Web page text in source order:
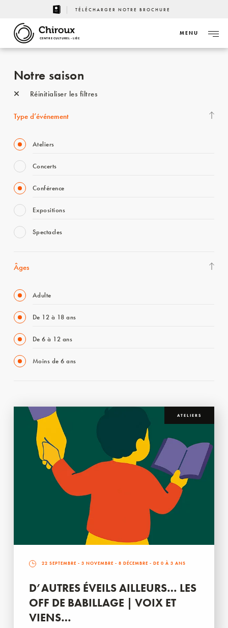
TÉLÉCHARGER NOTRE BROCHURE
CENTRE CULTUREL - LIÈGE
MENU
Notre saison
Réinitialiser les filtres
Type d’événement
Ateliers
Concerts
Conférence
Expositions
Spectacles
Âges
Adulte
De 12 à 18 ans
De 6 à 12 ans
Moins de 6 ans
ATELIERS
22 SEPTEMBRE - 3 NOVEMBRE - 8 DÉCEMBRE - DE 0 À 3 ANS
D’AUTRES ÉVEILS AILLEURS… LES
OFF DE BABILLAGE | VOIX ET
VIENS…